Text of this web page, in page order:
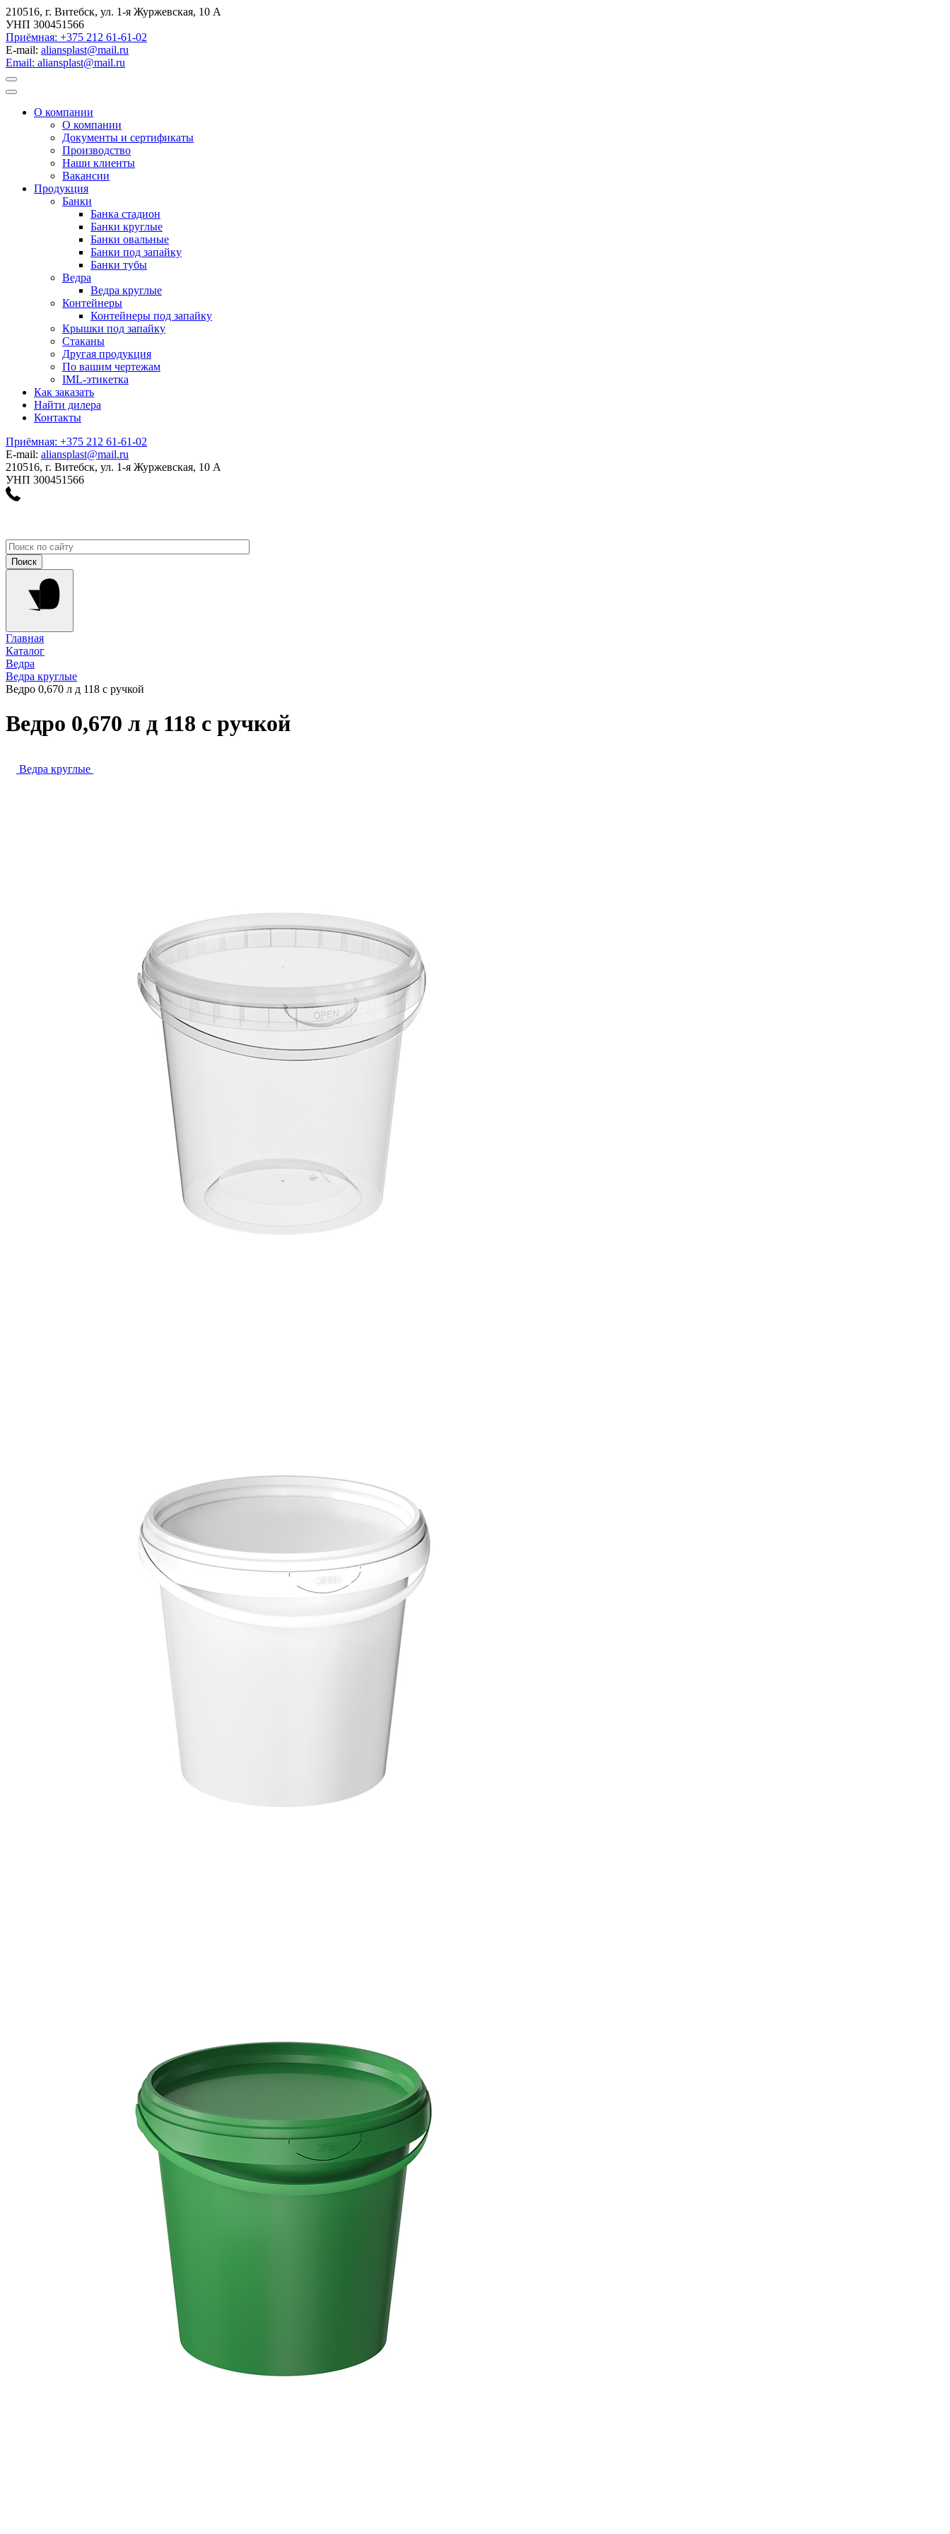
210516, г. Витебск, ул. 1-я Журжевская, 10 А
УНП 300451566
Приёмная: +375 212 61-61-02
E-mail: aliansplast@mail.ru
Email: aliansplast@mail.ru
О компании
О компании
Документы и сертификаты
Производство
Наши клиенты
Вакансии
Продукция
Банки
Банка стадион
Банки круглые
Банки овальные
Банки под запайку
Банки тубы
Ведра
Ведра круглые
Контейнеры
Контейнеры под запайку
Крышки под запайку
Стаканы
Другая продукция
По вашим чертежам
IML-этикетка
Как заказать
Найти дилера
Контакты
Приёмная: +375 212 61-61-02
E-mail: aliansplast@mail.ru
210516, г. Витебск, ул. 1-я Журжевская, 10 А
УНП 300451566
Главная
Каталог
Ведра
Ведра круглые
Ведро 0,670 л д 118 с ручкой
Ведро 0,670 л д 118 с ручкой
Ведра круглые